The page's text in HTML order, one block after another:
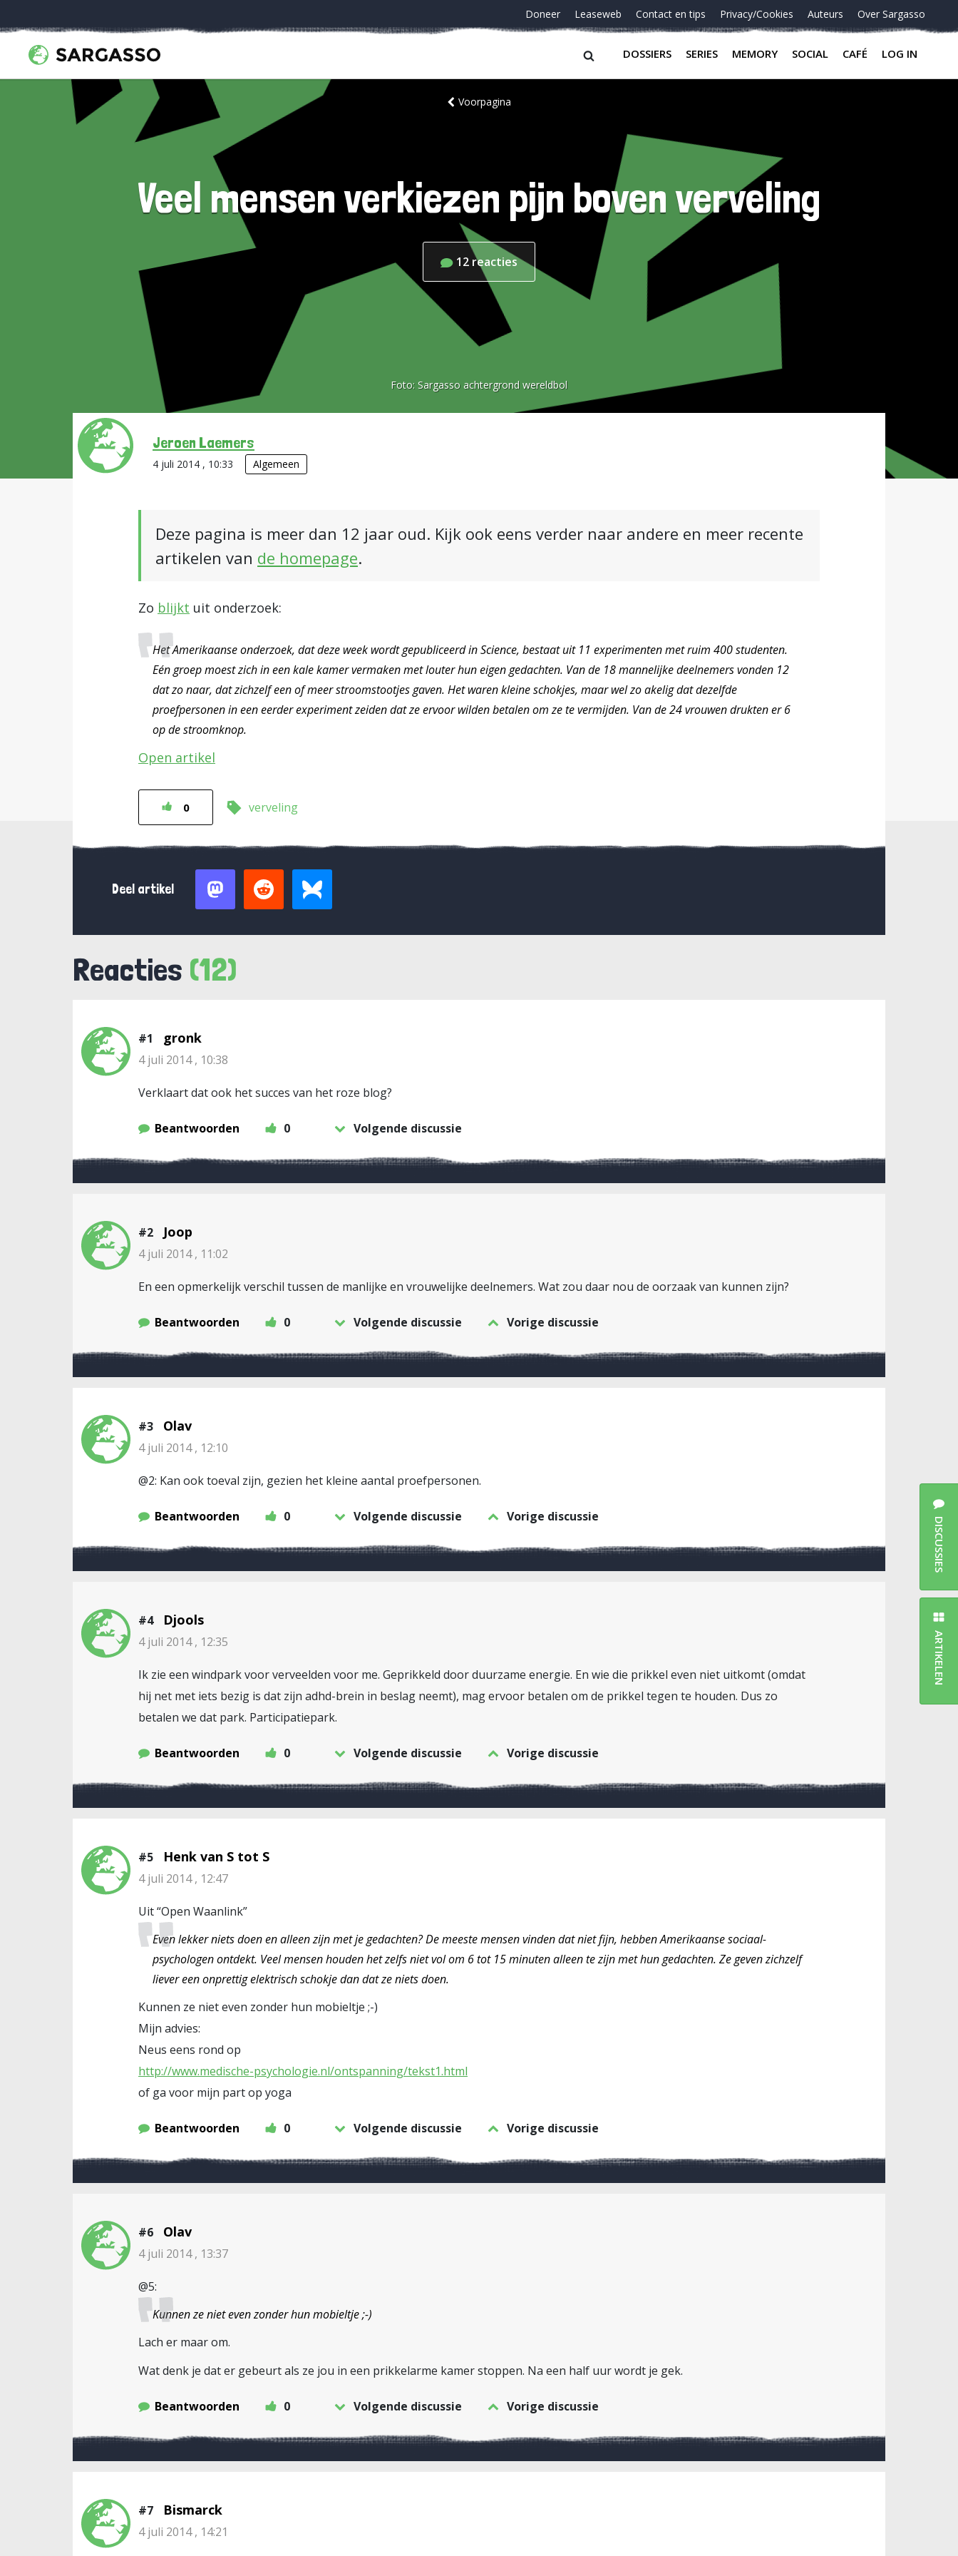
Doneer Leaseweb Contact en tips Privacy/Cookies Auteurs Over Sargasso
DOSSIERS SERIES MEMORY SOCIAL CAFÉ LOG IN
Voorpagina
Veel mensen verkiezen pijn boven verveling
12 reacties
Foto: Sargasso achtergrond wereldbol
Jeroen Laemers
4 juli 2014 , 10:33 Algemeen
Deze pagina is meer dan 12 jaar oud. Kijk ook eens verder naar andere en meer recente
artikelen van de homepage.
Zo blijkt uit onderzoek:
Het Amerikaanse onderzoek, dat deze week wordt gepubliceerd in Science, bestaat uit 11 experimenten met ruim 400 studenten.
Eén groep moest zich in een kale kamer vermaken met louter hun eigen gedachten. Van de 18 mannelijke deelnemers vonden 12
dat zo naar, dat zichzelf een of meer stroomstootjes gaven. Het waren kleine schokjes, maar wel zo akelig dat dezelfde
proefpersonen in een eerder experiment zeiden dat ze ervoor wilden betalen om ze te vermijden. Van de 24 vrouwen drukten er 6
op de stroomknop.
Open artikel
0 verveling
Deel artikel
Reacties (12)
#1 gronk
4 juli 2014 , 10:38
Verklaart dat ook het succes van het roze blog?
Beantwoorden 0 Volgende discussie
#2 Joop
4 juli 2014 , 11:02
En een opmerkelijk verschil tussen de manlijke en vrouwelijke deelnemers. Wat zou daar nou de oorzaak van kunnen zijn?
Beantwoorden 0 Volgende discussie Vorige discussie
#3 Olav
4 juli 2014 , 12:10
@2: Kan ook toeval zijn, gezien het kleine aantal proefpersonen.
Beantwoorden 0 Volgende discussie Vorige discussie
#4 Djools
4 juli 2014 , 12:35
Ik zie een windpark voor verveelden voor me. Geprikkeld door duurzame energie. En wie die prikkel even niet uitkomt (omdat
hij net met iets bezig is dat zijn adhd-brein in beslag neemt), mag ervoor betalen om de prikkel tegen te houden. Dus zo
betalen we dat park. Participatiepark.
Beantwoorden 0 Volgende discussie Vorige discussie
#5 Henk van S tot S
4 juli 2014 , 12:47
Uit “Open Waanlink”
Even lekker niets doen en alleen zijn met je gedachten? De meeste mensen vinden dat niet fijn, hebben Amerikaanse sociaal-
psychologen ontdekt. Veel mensen houden het zelfs niet vol om 6 tot 15 minuten alleen te zijn met hun gedachten. Ze geven zichzelf
liever een onprettig elektrisch schokje dan dat ze niets doen.
Kunnen ze niet even zonder hun mobieltje ;-)
Mijn advies:
Neus eens rond op
http://www.medische-psychologie.nl/ontspanning/tekst1.html
of ga voor mijn part op yoga
Beantwoorden 0 Volgende discussie Vorige discussie
#6 Olav
4 juli 2014 , 13:37
@5:
Kunnen ze niet even zonder hun mobieltje ;-)
Lach er maar om.
Wat denk je dat er gebeurt als ze jou in een prikkelarme kamer stoppen. Na een half uur wordt je gek.
Beantwoorden 0 Volgende discussie Vorige discussie
#7 Bismarck
4 juli 2014 , 14:21
DISCUSSIES
ARTIKELEN